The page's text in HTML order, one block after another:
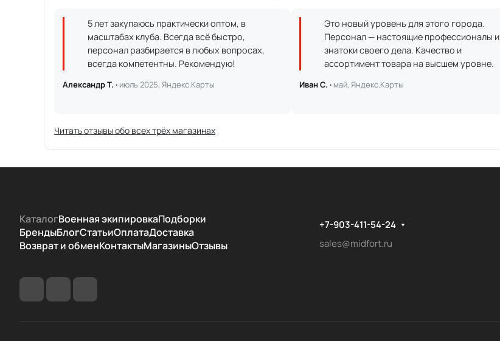
5 лет закупаюсь практически оптом, в
масштабах клуба. Всегда всё быстро,
персонал разбирается в любых вопросах,
всегда компетентны. Рекомендую!
Александр Т. · июль 2025, Яндекс.Карты
Это новый уровень для этого города.
Персонал — настоящие профессионалы и
знатоки своего дела. Качество и
ассортимент товара на высшем уровне.
Иван С. · май, Яндекс.Карты
Читать отзывы обо всех трёх магазинах
КаталогВоенная экипировкаПодборки
БрендыБлогСтатьиОплатаДоставка
Возврат и обменКонтактыМагазиныОтзывы
+7-903-411-54-24
sales@midfort.ru